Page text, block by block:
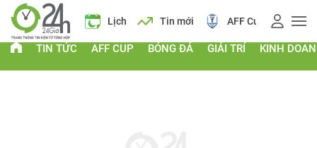
Giá vàng Lịch Tin mới AFF Cup Điểm
TIN TỨC AFF CUP BÓNG ĐÁ GIẢI TRÍ KINH